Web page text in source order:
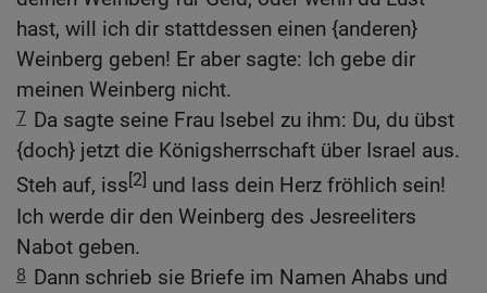
hast, will ich dir stattdessen einen {anderen}
Weinberg geben! Er aber sagte: Ich gebe dir
meinen Weinberg nicht.
7 Da sagte seine Frau Isebel zu ihm: Du, du übst
{doch} jetzt die Königsherrschaft über Israel aus.
Steh auf, iss[2] und lass dein Herz fröhlich sein!
Ich werde dir den Weinberg des Jesreeliters
Nabot geben.
8 Dann schrieb sie Briefe im Namen Ahabs und